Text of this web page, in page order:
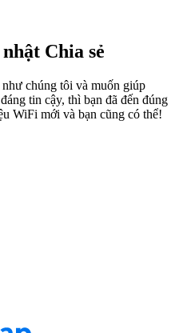
Chia sẻ
chúng tôi và muốn giúp
tin cậy, thì bạn đã đến đúng
WiFi mới và bạn cũng có thể!